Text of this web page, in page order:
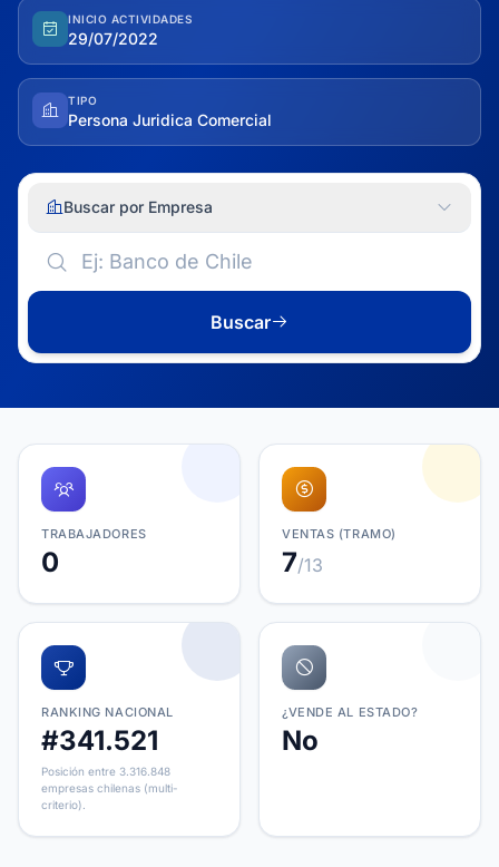
INICIO ACTIVIDADES
29/07/2022
TIPO
Persona Juridica Comercial
Buscar por Empresa
Buscar
TRABAJADORES
0
VENTAS (TRAMO)
7/13
RANKING NACIONAL
#341.521
Posición entre 3.316.848
empresas chilenas (multi-
criterio).
¿VENDE AL ESTADO?
No